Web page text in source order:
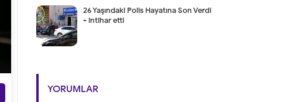
26 Yaşındaki Polis Hayatına Son Verdi
- intihar etti
YORUMLAR